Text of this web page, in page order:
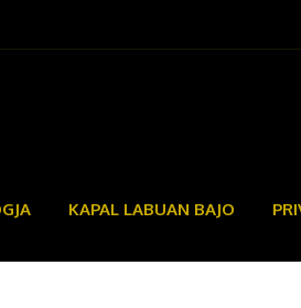
KAPAL LABUAN BAJO